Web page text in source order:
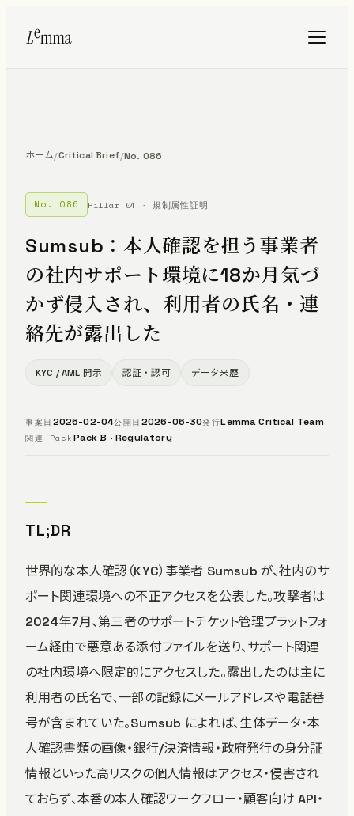
ホーム/Critical Brief/No. 086
No. 086 Pillar 04 · 規制属性証明
Sumsub：本人確認を担う事業者
の社内サポート環境に18か月気づ
かず侵入され、利用者の氏名・連
絡先が露出した
KYC / AML 開示 認証・認可 データ来歴
事案日 2026-02-04公開日 2026-06-30発行Lemma Critical Team
関連 Pack Pack B · Regulatory
TL;DR
世界的な本人確認（KYC）事業者 Sumsub が、社内のサ
ポート関連環境への不正アクセスを公表した。攻撃者は
2024年7月、第三者のサポートチケット管理プラットフォ
ーム経由で悪意ある添付ファイルを送り、サポート関連
の社内環境へ限定的にアクセスした。露出したのは主に
利用者の氏名で、一部の記録にメールアドレスや電話番
号が含まれていた。Sumsub によれば、生体データ・本
人確認書類の画像・銀行/決済情報・政府発行の身分証
情報といった高リスクの個人情報はアクセス・侵害され
ておらず、本番の本人確認ワークフロー・顧客向け API・